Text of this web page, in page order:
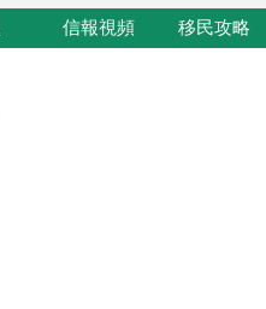
信報視頻 移民攻略